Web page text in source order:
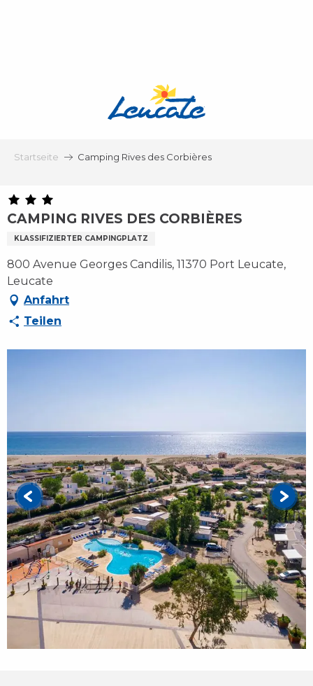
Startseite Camping Rives des Corbières
CAMPING RIVES DES CORBIÈRES
KLASSIFIZIERTER CAMPINGPLATZ
800 Avenue Georges Candilis, 11370 Port Leucate,
Leucate
Anfahrt
Teilen